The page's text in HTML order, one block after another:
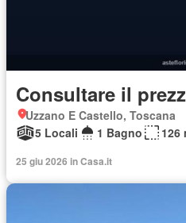
Consultare il
Uzzano E Castello, Toscana
5 Locali
1 Bagno 126
25 giu 2026 in Casa.it